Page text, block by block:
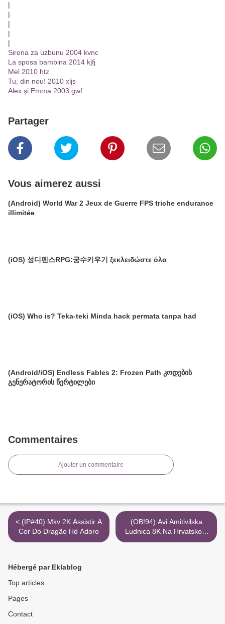
|
|
|
|
|
Sirena za uzbunu 2004 kvnc
La sposa bambina 2014 kjfj
Mel 2010 htz
Tu, din nou! 2010 xljs
Alex şi Emma 2003 gwf
Partager
Vous aimerez aussi
(Android) World War 2 Jeux de Guerre FPS triche endurance
illimitée
(iOS) 성디펜스RPG:궁수키우기 ξεκλειδώστε όλα
(iOS) Who is? Teka-teki Minda hack permata tanpa had
(Android/iOS) Endless Fables 2: Frozen Path კოდების
გენერატორის წერტილები
Commentaires
Ajouter un commentaire
< (IP#40) Mkv 2K Assistir A
Cor Do Dragão Hd Adoro
(OB!94) Avi Amitivilska
Ludnica 8K Na Hrvatskom
Titlovi Gledati Torrent
Hébergé par Eklablog
Top articles
Pages
Contact